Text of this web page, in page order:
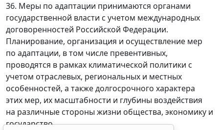
36. Меры по адаптации принимаются органами
государственной власти с учетом международных
договоренностей Российской Федерации.
Планирование, организация и осуществление мер
по адаптации, в том числе превентивных,
проводятся в рамках климатической политики с
учетом отраслевых, региональных и местных
особенностей, а также долгосрочного характера
этих мер, их масштабности и глубины воздействия
на различные стороны жизни общества, экономику и
государство.